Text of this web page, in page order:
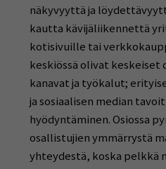
näkyvyyttä ja
kautta kävijäliikennettä
kotisivuille tai
keskiössä olivat keskeiset
kanavat ja työkalut;
ja sosiaalisen median
hyödyntäminen. Osiossa
osallistujien ymmärrystä
yhteydestä, koska pelkkä